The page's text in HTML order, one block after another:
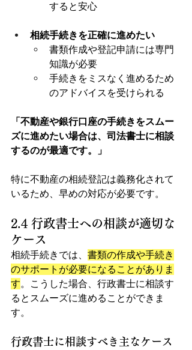
すると安心
相続手続きを正確に進めたい
書類作成や登記申請には専門
知識が必要
手続きをミスなく進めるため
のアドバイスを受けられる
「不動産や銀行口座の手続きをスムー
ズに進めたい場合は、司法書士に相談
するのが最適です。」
特に不動産の相続登記は義務化されて
いるため、早めの対応が必要です。
2.4 行政書士への相談が適切な
ケース
相続手続きでは、 書類の作成や手続き
のサポートが必要になることがありま
す。こうした場合、行政書士に相談す
るとスムーズに進めることができま
す。
行政書士に相談すべき主なケース